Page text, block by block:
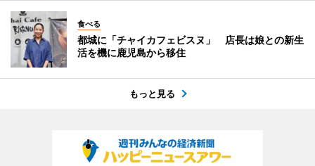
食べる
都城に「チャイカフェビスヌ」 店長は娘との新生
活を機に鹿児島から移住
もっと見る